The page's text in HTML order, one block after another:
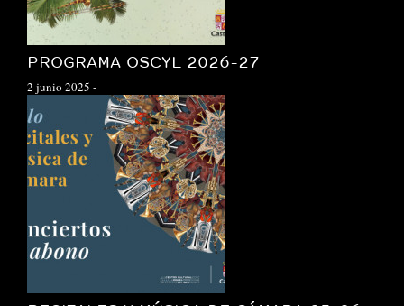
PROGRAMA OSCYL 2026-27
2 junio 2025 -